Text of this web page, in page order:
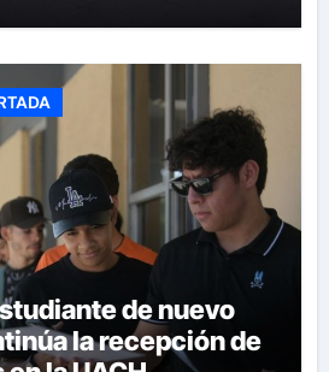
de nuevo
la recepción de